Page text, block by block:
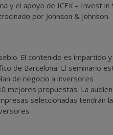
y el apoyo de ICEX – Invest
por Johnson & Johnson.
El contenido es impartido
de Barcelona. El seminario
de negocio a inversores
mejores propuestas. La
seleccionadas tendrán